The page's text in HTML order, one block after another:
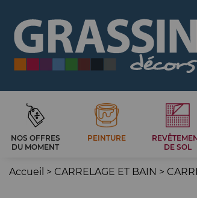
NOS OFFRES
DU MOMENT
PEINTURE
DE SOL
Accueil > CARRELAGE ET BAIN >